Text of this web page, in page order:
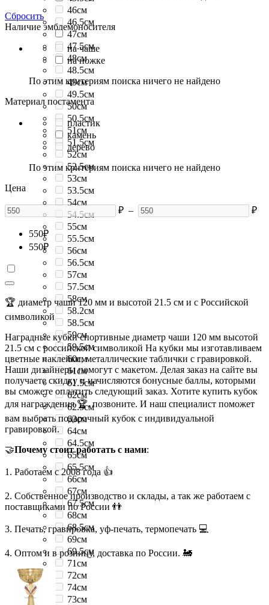
46см
46.5см
47см
47.5см
48см
48.5см
49см
49.5см
50см
50.5см
51см
51.5см
52см
52.5см
53см
53.5см
54см
54.5см
55см
55.5см
56см
56.5см
57см
57.5см
58см
58.2см
58.5см
59см
59.5см
60см
61см
61.5см
62см
62.5см
63см
64см
64.5см
65см
65.5см
66см
67см
67.5см
68см
68.5см
69см
69.5см
71см
72см
74см
73см
Сбросить
Наличие эмблемоносителя
на чаше
на ножке
По этим критериям поиска ничего не найдено
Материал постамента
пластик
камень
дерево
По этим критериям поиска ничего не найдено
Цена
₽ – ₽
550₽
550₽
🏆 диаметр чаши 120 мм и высотой 21.5 см и с Российской
символикой
Наградные кубки спортивные диаметр чаши 120 мм высотой
21.5 см с российской символикой На кубки мы изготавливаем
цветные наклейки, металлические таблички с гравировкой.
Наши дизайнеры помогут с макетом. Делая заказ на сайте вы
получаете скидку и начисляются бонусные баллы, которыми
вы сможете оплатить следующий заказ. Хотите купить кубок
для награждения 🏆, позвоните. И наш специалист поможет
вам выбрать подарочный кубок с индивидуальной
гравировкой.
🤝Почему стоит работать с нами:
1. Работаем с 2008 года 👍
2. Собственное производство и склады, а так же работаем с
поставщиками по России 👬
3. Печать, гравировка, уф-печать, термопечать 💻
4. Оптом и в розницу, доставка по России. 🚂